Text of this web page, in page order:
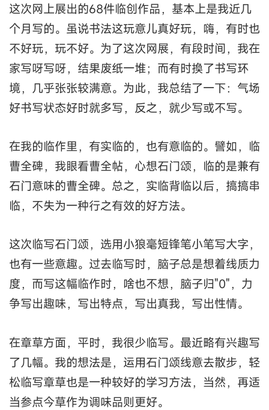
这次网上展出的68件临创作品，基本上是我近几
个月写的。虽说书法这玩意儿真好玩，嗨，有时也
不好玩，玩不好。为了这次网展，有段时间，我在
家写呀写呀，结果废纸一堆；而有时換了书写环
境，几乎张张较满意。为此，我总结了一下：气场
好书写状态好时就多写，反之，就少写或不写。
在我的临作里，有实临的，也有意临的。譬如，临
曹全碑，我眼看曹全帖，心想石门颂，临的是兼有
石门意味的曹全碑。总之，实临背临以后，搞搞串
临，不失为一种行之有效的好方法。
这次临写石门颂，选用小狼毫短锋笔小笔写大字，
也有一些意趣。过去临写时，脑子总是想着线质力
度，而写这幅临作时，啥也不想，脑子归"0"，力
争写出趣味，写出特点，写出真我，写出性情。
在章草方面，平时，我很少临写。最近略有兴趣写
了几幅。我的想法是，运用石门颂线意去散步，轻
松临写章草也是一种较好的学习方法，当然，再适
当参点今草作为调味品则更好。